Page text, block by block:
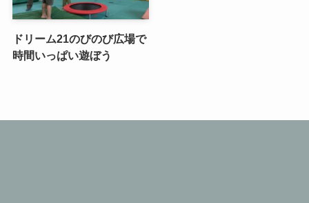
ドリーム21のびのび広場で
時間いっぱい遊ぼう